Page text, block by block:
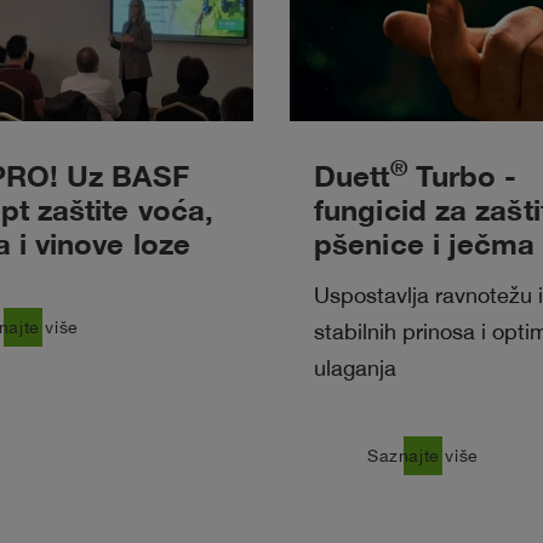
Uz BASF
zaštite voća,
i vinove loze
više
Duett®Turbo -
fungicid za
pšenice i ječma
Uspostavlja ravnotežu
stabilnih prinosa i
ulaganja
Saznajte više